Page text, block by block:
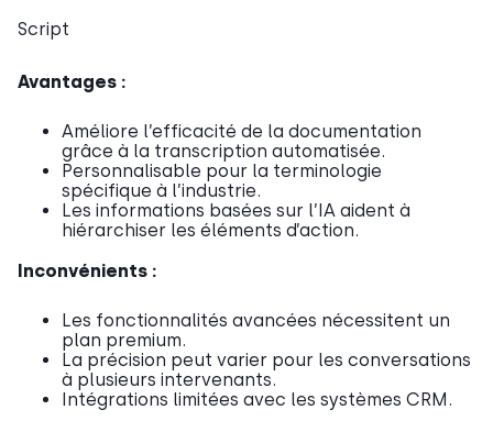
Script
Avantages :
Améliore l’efficacité de la documentation
grâce à la transcription automatisée.
Personnalisable pour la terminologie
spécifique à l’industrie.
Les informations basées sur l’IA aident à
hiérarchiser les éléments d’action.
Inconvénients :
Les fonctionnalités avancées nécessitent un
plan premium.
La précision peut varier pour les conversations
à plusieurs intervenants.
Intégrations limitées avec les systèmes CRM.